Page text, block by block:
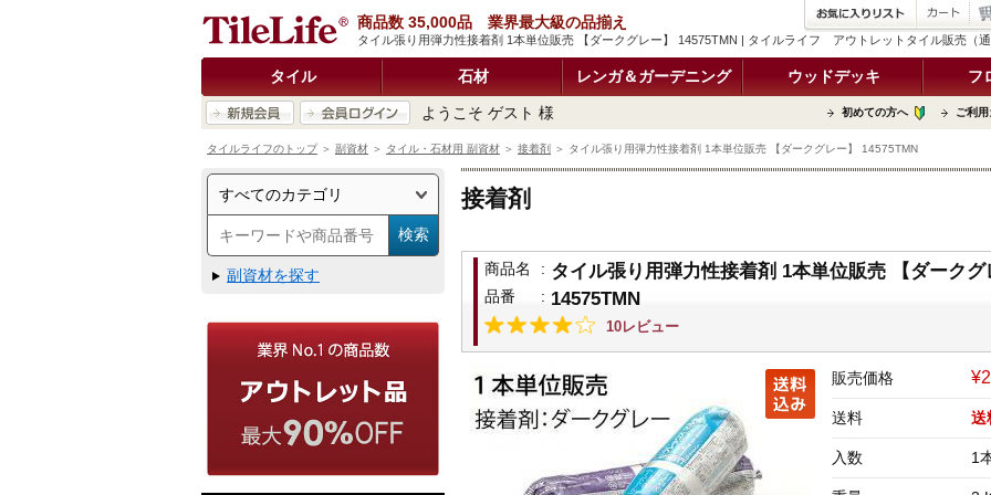
タイル張り用弾力性接着剤 1本単位販売 【ダークグレー】 14575TMN | タイルライフ アウトレットタイル販売（
商品数 35,000品 業界最大級の品揃え
タイル 石材 レンガ＆ガーデニング ウッドデッキ フ
ようこそ ゲスト 様 初めての方へ ご利
タイルライフのトップ＞ 副資材 ＞ タイル・石材用 副資材 ＞ 接着剤 ＞ タイル張り用弾力性接着剤 1本単位販売 【ダークグレー】 14575TMN
副資材を探す
接着剤
商品名 : タイル張り用弾力性接着剤 1本単位販売 【ダークグ
品番 : 14575TMN
10レビュー
販売価格
送料 送
入数 1